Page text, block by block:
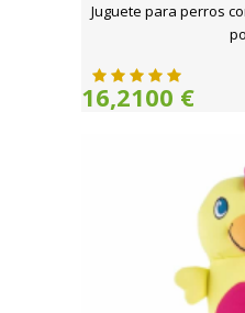
Juguete para perros
16,2100 €